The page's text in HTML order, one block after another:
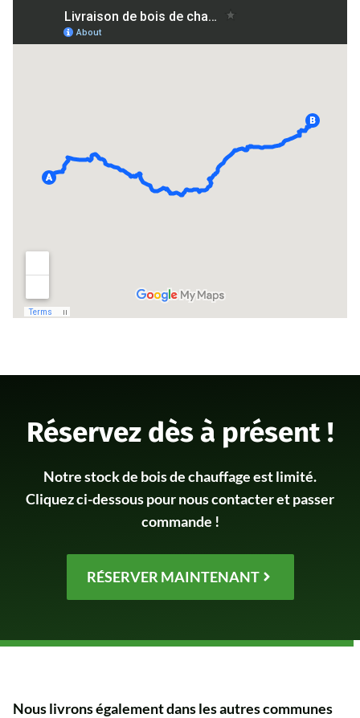
Réservez dès à présent !
Notre stock de bois de chauffage est limité.
Cliquez ci-dessous pour nous contacter et passer
commande !
RÉSERVER MAINTENANT
Nous livrons également dans les autres communes